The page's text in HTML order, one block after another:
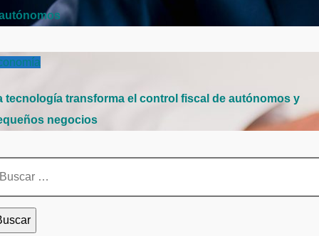
tecnología transforma el control fiscal de autónomos y
negocios